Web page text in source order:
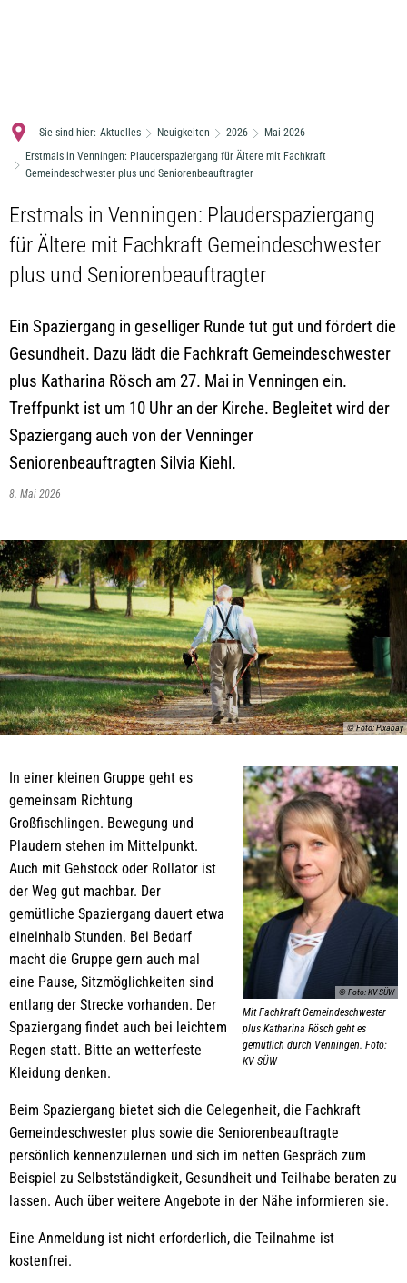
Sie sind hier: Aktuelles Neuigkeiten 2026
Mai 2026
Erstmals in Venningen: Plauderspaziergang für Ältere mit Fachkraft
Gemeindeschwester plus und Seniorenbeauftragter
Erstmals in Venningen: Plauderspaziergang
für Ältere mit Fachkraft Gemeindeschwester
plus und Seniorenbeauftragter
Ein Spaziergang in geselliger Runde tut gut und fördert die
Gesundheit. Dazu lädt die Fachkraft Gemeindeschwester
plus Katharina Rösch am 27. Mai in Venningen ein.
Treffpunkt ist um 10 Uhr an der Kirche. Begleitet wird der
Spaziergang auch von der Venninger
Seniorenbeauftragten Silvia Kiehl.
8. Mai 2026
© Foto: Pixabay
© Foto: KV SÜW
Mit Fachkraft Gemeindeschwester
plus Katharina Rösch geht es
gemütlich durch Venningen. Foto:
KV SÜW
In einer kleinen Gruppe geht es
gemeinsam Richtung
Großfischlingen. Bewegung und
Plaudern stehen im Mittelpunkt.
Auch mit Gehstock oder Rollator ist
der Weg gut machbar. Der
gemütliche Spaziergang dauert etwa
eineinhalb Stunden. Bei Bedarf
macht die Gruppe gern auch mal
eine Pause, Sitzmöglichkeiten sind
entlang der Strecke vorhanden. Der
Spaziergang findet auch bei leichtem
Regen statt. Bitte an wetterfeste
Kleidung denken.
Beim Spaziergang bietet sich die Gelegenheit, die Fachkraft
Gemeindeschwester plus sowie die Seniorenbeauftragte
persönlich kennenzulernen und sich im netten Gespräch zum
Beispiel zu Selbstständigkeit, Gesundheit und Teilhabe beraten zu
lassen. Auch über weitere Angebote in der Nähe informieren sie.
Eine Anmeldung ist nicht erforderlich, die Teilnahme ist
kostenfrei.